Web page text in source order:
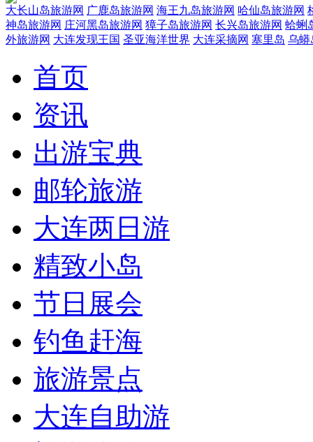
大长山岛旅游网 广鹿岛旅游网 海王九岛旅游网 哈仙岛旅游网
神岛旅游网 庄河黑岛旅游网 獐子岛旅游网 长兴岛旅游网 蛤蜊
外旅游网 大连发现王国 圣亚海洋世界 大连采摘网 塞里岛 乌蟒
首页
资讯
出游宝典
邮轮旅游
大连两日游
精致小岛
节日展会
钓鱼赶海
旅游景点
大连自助游